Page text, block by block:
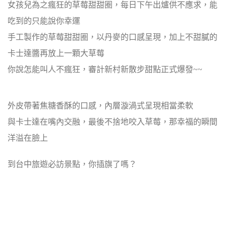
女孩兒為之瘋狂的草莓甜甜圈，每日下午出爐供不應求，能
吃到的只能說你幸運
手工製作的草莓甜甜圈，以丹麥的口感呈現，加上不甜膩的
卡士達醬再放上一顆大草莓
你說怎能叫人不瘋狂，審計新村新散步甜點正式爆發~~
外皮帶著焦糖香酥的口感，內層漩渦式呈現相當柔軟
與卡士達在嘴內交融，最後不捨地咬入草莓，那幸福的瞬間
洋溢在臉上
到台中旅遊必訪景點，你插旗了嗎？